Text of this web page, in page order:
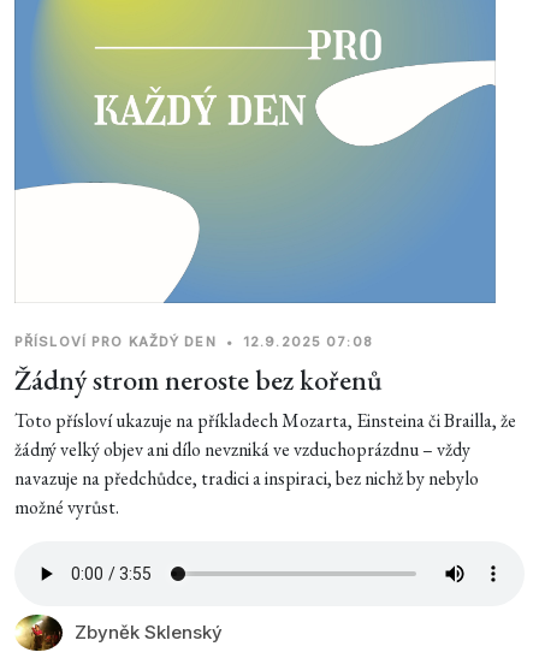
PŘÍSLOVÍ PRO KAŽDÝ DEN • 12.9.2025 07:08
Žádný strom neroste bez kořenů
Toto přísloví ukazuje na příkladech Mozarta, Einsteina či Brailla, že
žádný velký objev ani dílo nevzniká ve vzduchoprázdnu – vždy
navazuje na předchůdce, tradici a inspiraci, bez nichž by nebylo
možné vyrůst.
Zbyněk Sklenský